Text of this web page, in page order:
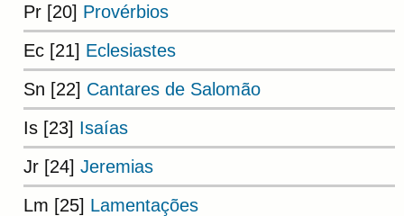
Pr [20] Provérbios
Ec [21] Eclesiastes
Sn [22] Cantares de Salomão
Is [23] Isaías
Jr [24] Jeremias
Lm [25] Lamentações